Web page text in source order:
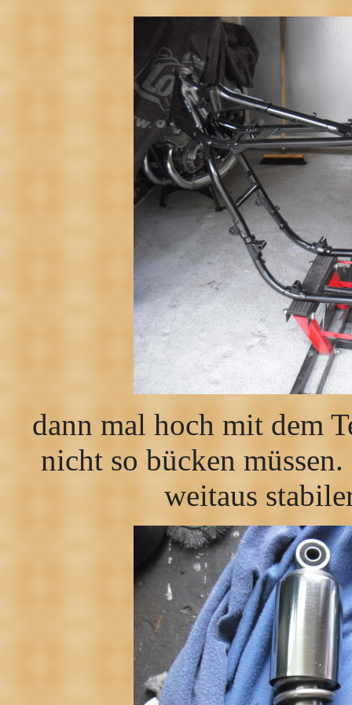
dann mal hoch mit dem
nicht so bücken
weitaus